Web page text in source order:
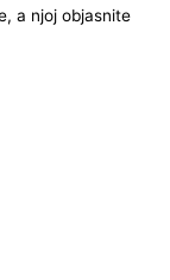
a njoj objasnite